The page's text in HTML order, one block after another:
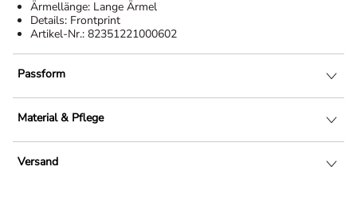
Ärmellänge: Lange Ärmel
Details: Frontprint
Artikel-Nr.: 82351221000602
Passform
Material & Pflege
Versand